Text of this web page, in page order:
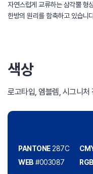
자연스럽게 교류하는 삼각뿔 형
한방의 원리를 함축하고 있습니
색상
로고타입, 엠블렘, 시그니
PANTONE287C
WEB #003087 RGB